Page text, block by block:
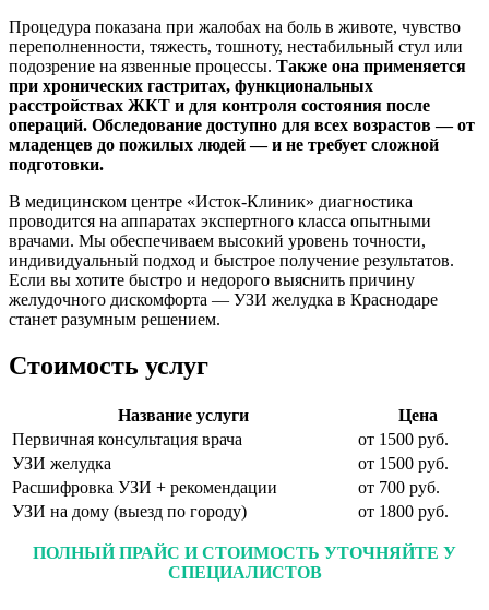
Процедура показана при жалобах на боль в животе, чувство
переполненности, тяжесть, тошноту, нестабильный стул или
подозрение на язвенные процессы. Также она применяется
при хронических гастритах, функциональных
расстройствах ЖКТ и для контроля состояния после
операций. Обследование доступно для всех возрастов — от
младенцев до пожилых людей — и не требует сложной
подготовки.
В медицинском центре «Исток-Клиник» диагностика
проводится на аппаратах экспертного класса опытными
врачами. Мы обеспечиваем высокий уровень точности,
индивидуальный подход и быстрое получение результатов.
Если вы хотите быстро и недорого выяснить причину
желудочного дискомфорта — УЗИ желудка в Краснодаре
станет разумным решением.
Стоимость услуг
Название услуги
Цена
Первичная консультация врача
от 1500 руб.
УЗИ желудка
от 1500 руб.
Расшифровка УЗИ + рекомендации
от 700 руб.
УЗИ на дому (выезд по городу)
от 1800 руб.
ПОЛНЫЙ ПРАЙС И СТОИМОСТЬ УТОЧНЯЙТЕ У
СПЕЦИАЛИСТОВ